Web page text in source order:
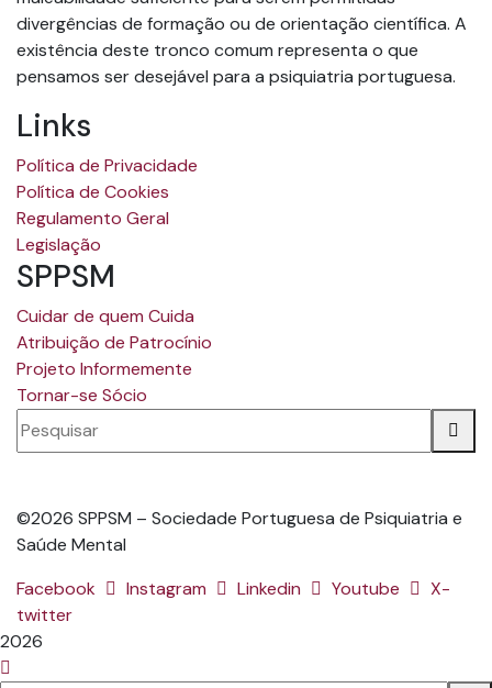
divergências de formação ou de orientação científica. A
existência deste tronco comum representa o que
pensamos ser desejável para a psiquiatria portuguesa.
Links
Política de Privacidade
Política de Cookies
Regulamento Geral
Legislação
SPPSM
Cuidar de quem Cuida
Atribuição de Patrocínio
Projeto Informemente
Tornar-se Sócio
©2026 SPPSM – Sociedade Portuguesa de Psiquiatria e
Saúde Mental
Facebook
Instagram Linkedin Youtube
X-
twitter
2026